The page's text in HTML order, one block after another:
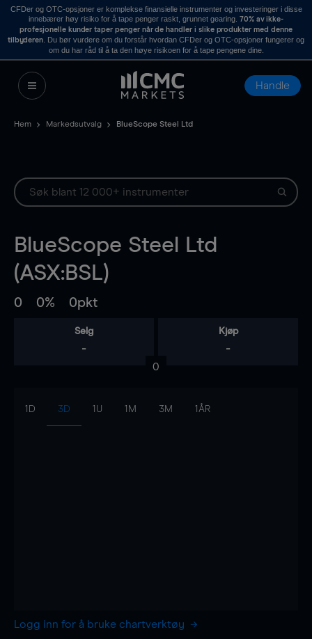
CFDer og OTC-opsjoner er komplekse finansielle instrumenter og investeringer i disse
innebærer høy risiko for å tape penger raskt, grunnet gearing. 70% av ikke-
profesjonelle kunder taper penger når de handler i slike produkter med denne
tilbyderen . Du bør vurdere om du forstår hvordan CFDer og OTC-opsjoner fungerer og
om du har råd til å ta den høye risikoen for å tape pengene dine.
Handle
Hem Markedsutvalg BlueScope Steel Ltd
BlueScope Steel Ltd
(ASX:BSL)
0 0% 0pkt
Selg
-
Kjøp
-
0
1D 3D 1U 1M 3M 1ÅR
Logg inn for å bruke chartverktøy